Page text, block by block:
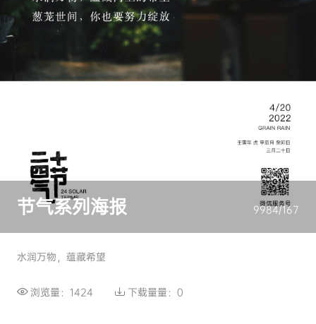
节气系列海报 9984/167
水润万物，蕴藏希望
浏览量：1424 下载量量：0